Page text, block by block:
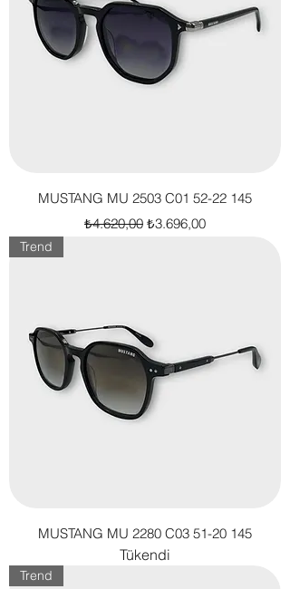
MUSTANG MU 2503 C01 52-22 145
Normal Fiyat
₺4.620,00 İndirimli Fiyat
₺3.696,00
Trend
MUSTANG MU 2280 C03 51-20 145
Tükendi
Trend